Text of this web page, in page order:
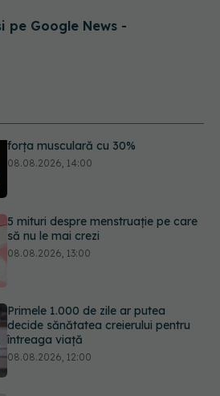
pe Google News -
5 mituri despre menstruație pe care
Primele 1.000 de zile ar putea
Analiza de sânge AST (SGOT): ce
înseamnă rezultatele și când sunt un